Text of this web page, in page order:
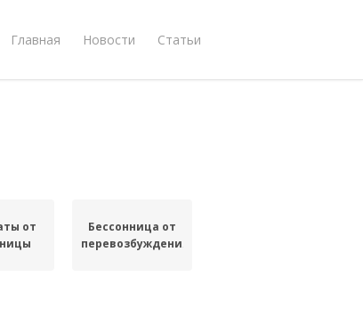
Главная Новости Статьи
от
Бессонница от
перевозбуждения